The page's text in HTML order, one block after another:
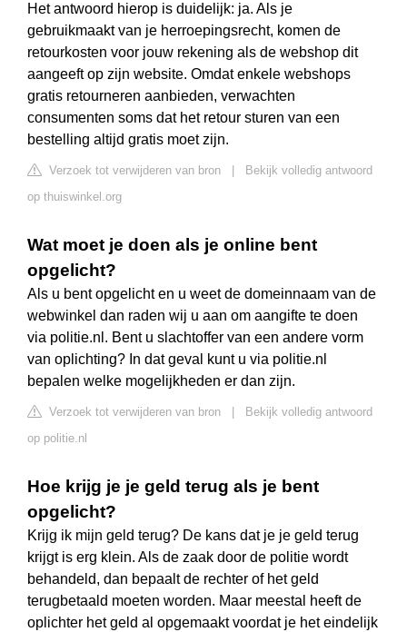
Het antwoord hierop is duidelijk: ja. Als je
gebruikmaakt van je herroepingsrecht, komen de
retourkosten voor jouw rekening als de webshop dit
aangeeft op zijn website. Omdat enkele webshops
gratis retourneren aanbieden, verwachten
consumenten soms dat het retour sturen van een
bestelling altijd gratis moet zijn.
Verzoek tot verwijderen van bron
Bekijk volledig antwoord
op thuiswinkel.org
Wat moet je doen als je online bent
opgelicht?
Als u bent opgelicht en u weet de domeinnaam van de
webwinkel dan raden wij u aan om aangifte te doen
via politie.nl. Bent u slachtoffer van een andere vorm
van oplichting? In dat geval kunt u via politie.nl
bepalen welke mogelijkheden er dan zijn.
Verzoek tot verwijderen van bron
Bekijk volledig antwoord
op politie.nl
Hoe krijg je je geld terug als je bent
opgelicht?
Krijg ik mijn geld terug? De kans dat je je geld terug
krijgt is erg klein. Als de zaak door de politie wordt
behandeld, dan bepaalt de rechter of het geld
terugbetaald moeten worden. Maar meestal heeft de
oplichter het geld al opgemaakt voordat je het eindelijk